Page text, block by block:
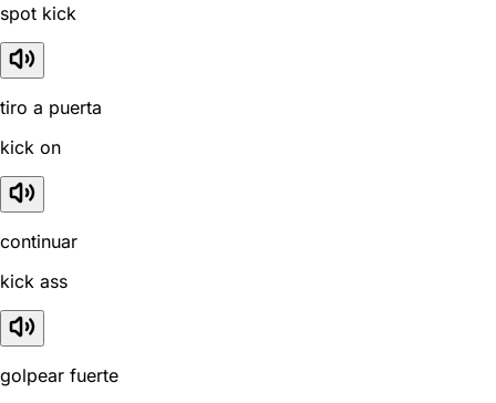
spot kick
tiro a puerta
kick on
continuar
kick ass
golpear fuerte